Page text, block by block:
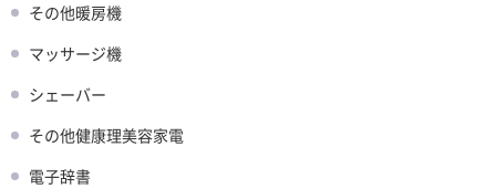
その他暖房機
マッサージ機
シェーバー
その他健康理美容家電
電子辞書